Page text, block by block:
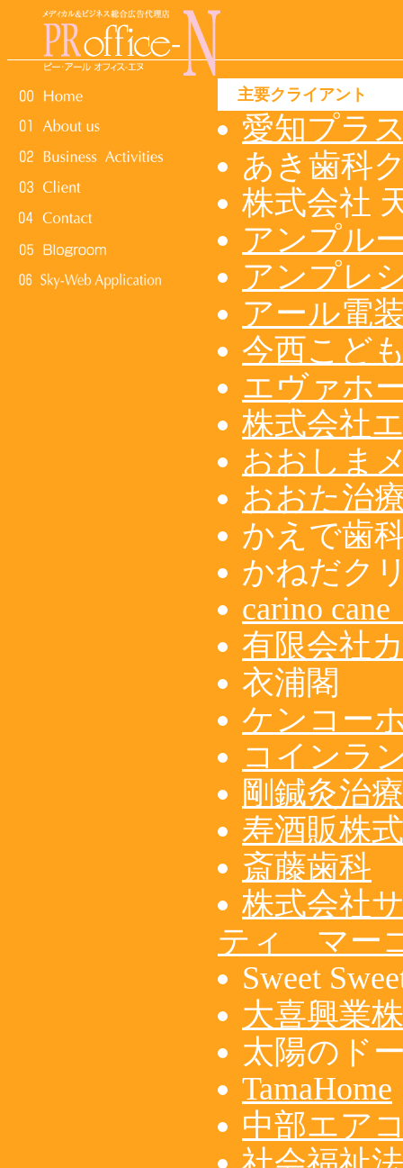
主要クライアント
愛知プラ
あき歯科
株式会社
アンプル
アンプレ
アール電
今西こど
エヴァホ
株式会社
おおしま
おおた治
かえで歯
かねだク
carino
有限会社
衣浦閣
ケンコー
コインラ
剛鍼灸治
寿酒販株
斎藤歯科
株式会社
ティ マー
Sweet
大喜興業
太陽のド
TamaHome
中部エア